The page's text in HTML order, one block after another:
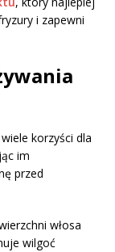
i zapewni
korzyści dla
im
przed
włosa
wilgoć